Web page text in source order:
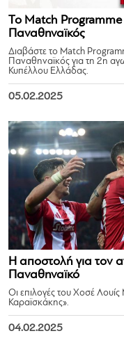
Το Match
Παναθηναϊκός
Διαβάστε το Match
Παναθηναϊκός για τη 2η
Κυπέλλου Ελλάδας.
05.02.2025
Η αποστολή για τον
Παναθηναϊκό
Οι επιλογές του Χοσέ Λουίς
Καραϊσκάκης».
04.02.2025